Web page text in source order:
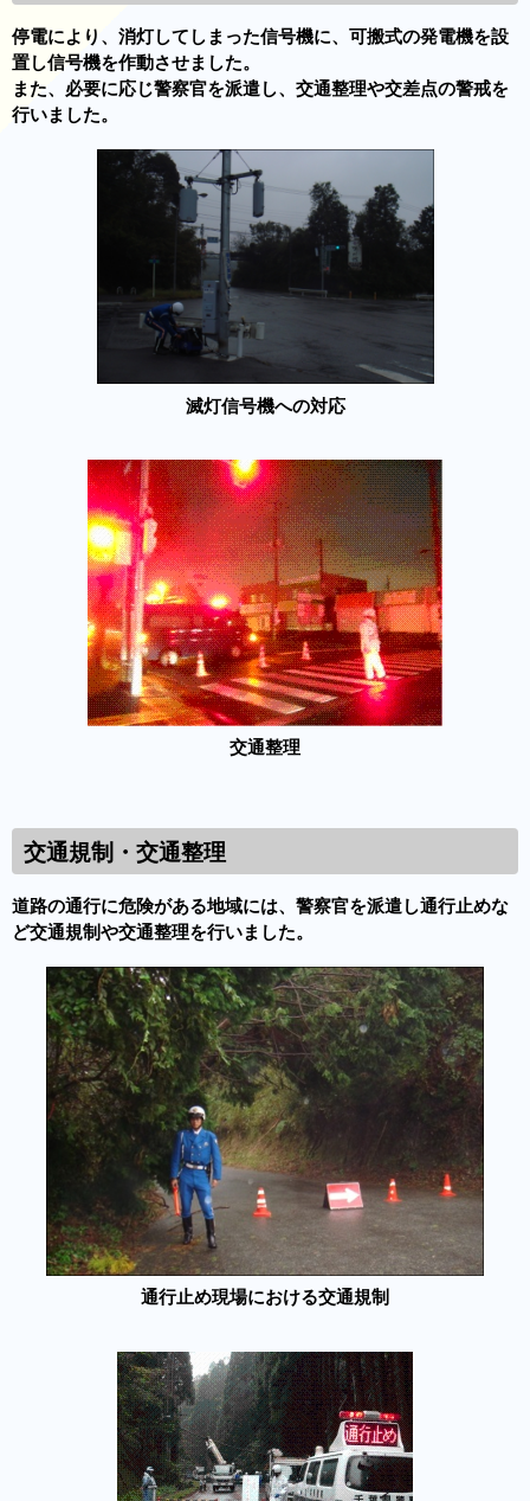
停電により、消灯してしまった信号機に、可搬式の発電機を設
置し信号機を作動させました。
また、必要に応じ警察官を派遣し、交通整理や交差点の警戒を
行いました。
滅灯信号機への対応
交通整理
交通規制・交通整理
道路の通行に危険がある地域には、警察官を派遣し通行止めな
ど交通規制や交通整理を行いました。
通行止め現場における交通規制